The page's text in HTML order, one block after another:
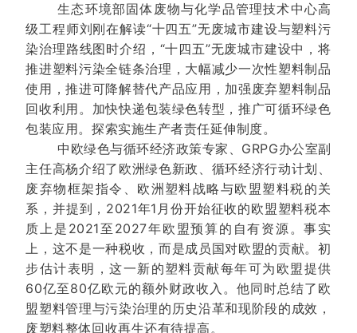
生态环境部固体废物与化学品管理技术中心高
级工程师刘刚在解读“十四五”无废城市建设与塑料污
染治理路线图时介绍，“十四五”无废城市建设中，将
推进塑料污染全链条治理，大幅减少一次性塑料制品
使用，推进可降解替代产品应用，加强废弃塑料制品
回收利用。加快快递包装绿色转型，推广可循环绿色
包装应用。探索实施生产者责任延伸制度。
中欧绿色与循环经济政策专家、GRPG办公室副
主任高杨介绍了欧洲绿色新政、循环经济行动计划、
废弃物框架指令、欧洲塑料战略与欧盟塑料税的关
系，并提到，2021年1月份开始征收的欧盟塑料税本
质上是2021至2027年欧盟预算的自有资源。事实
上，这不是一种税收，而是成员国对欧盟的贡献。初
步估计表明，这一新的塑料贡献每年可为欧盟提供
60亿至80亿欧元的额外财政收入。他同时总结了欧
盟塑料管理与污染治理的历史沿革和现阶段的成效，
废塑料整体回收再生还有待提高。